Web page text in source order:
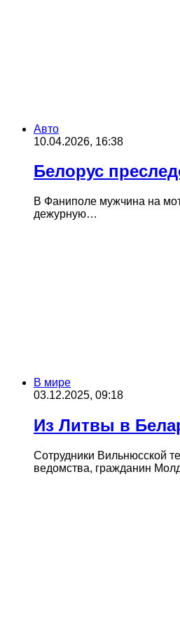
Авто
10.04.2026, 16:38
Белорус
В Фаниполе мужчина на
дежурную…
В мире
03.12.2025, 09:18
Из Литвы в
Сотрудники Вильнюсской
ведомства, гражданин